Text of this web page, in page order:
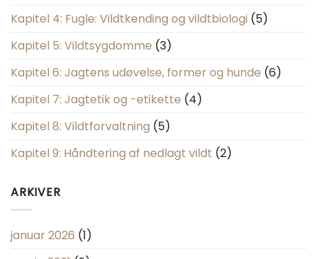
Kapitel 4: Fugle: Vildtkending og vildtbiologi (5)
Kapitel 5: Vildtsygdomme (3)
Kapitel 6: Jagtens udøvelse, former og hunde (6)
Kapitel 7: Jagtetik og -etikette (4)
Kapitel 8: Vildtforvaltning (5)
Kapitel 9: Håndtering af nedlagt vildt (2)
ARKIVER
januar 2026 (1)